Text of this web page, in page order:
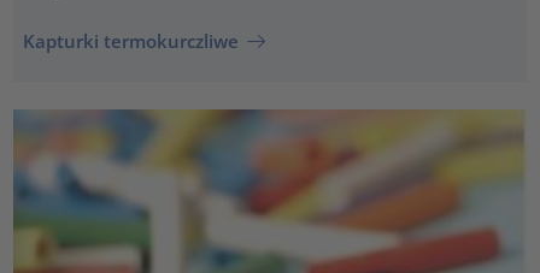
Kapturki termokurczliwe